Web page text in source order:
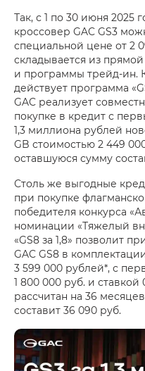
Так, с 1 по 30 июня
кроссовер GAC GS3
специальной цене от 2
складывается из
и программы трейд-ин.
действует программа
GAC реализует
покупке в кредит с
1,3 миллиона рублей
GB стоимостью 2 449
оставшуюся сумму
Столь же выгодные
при покупке
победителя конкурса
номинации «Тяжелый
«GS8 за 1,8» позволит
GAC GS8 в
3 599 000 рублей*, с
1 800 000 руб. и ставкой
рассчитан на 36
составит 36 090 руб.